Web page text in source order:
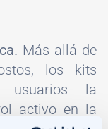
Más allá de
los kits
usuarios la
activo en la